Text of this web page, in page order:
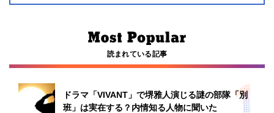
読まれている記事
ドラマ「VIVANT」で堺雅人演じる謎の部隊「別
班」は実在する？内情知る人物に聞いた